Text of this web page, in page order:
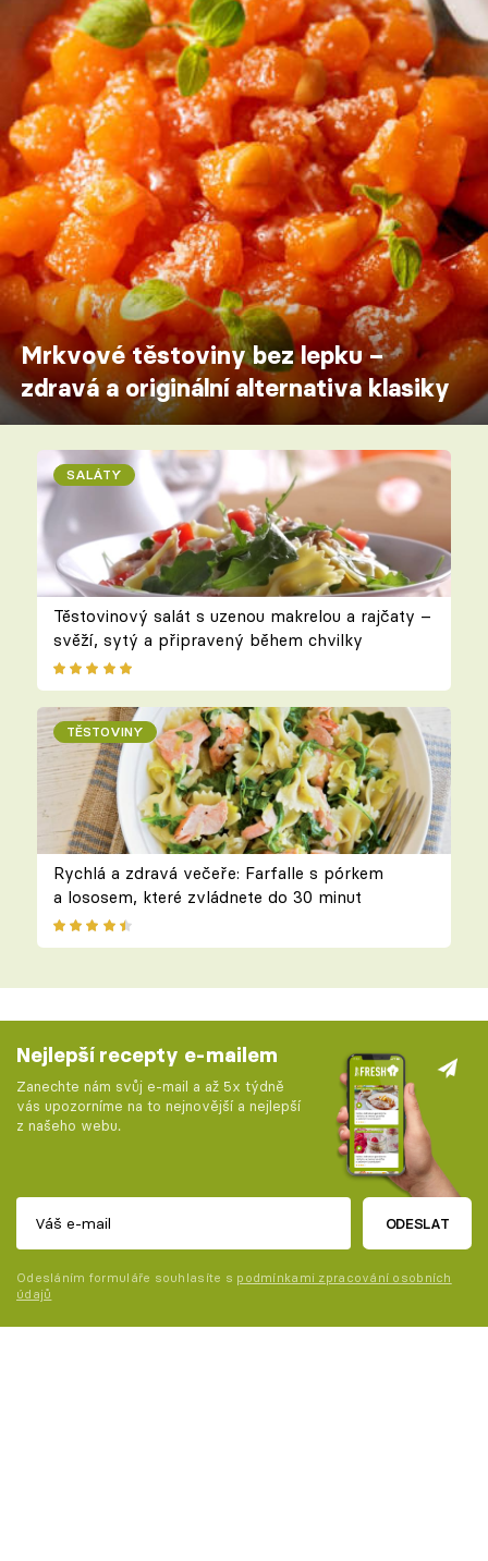
Mrkvové těstoviny bez lepku –
zdravá a originální alternativa klasiky
SALÁTY
Těstovinový salát s uzenou makrelou a rajčaty –
svěží, sytý a připravený během chvilky
TĚSTOVINY
Rychlá a zdravá večeře: Farfalle s pórkem
a lososem, které zvládnete do 30 minut
Nejlepší recepty e-mailem
Zanechte nám svůj e-mail a až 5x týdně
vás upozorníme na to nejnovější a nejlepší
z našeho webu.
ODESLAT
Odesláním formuláře souhlasíte s podmínkami zpracování osobních
údajů